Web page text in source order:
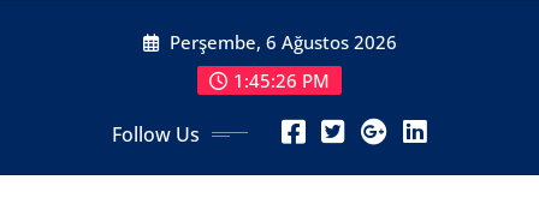
Perşembe, 6 Ağustos 2026
1:45:28 PM
Follow Us